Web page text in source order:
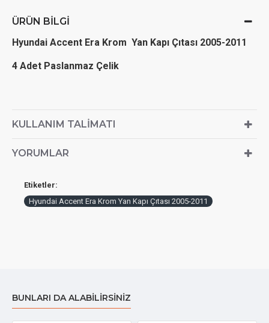
ÜRÜN BILGI
Hyundai Accent Era Krom Yan Kapı Çıtası 2005-2011
4 Adet Paslanmaz Çelik
KULLANIM TALIMATI
YORUMLAR
Etiketler:
Hyundai Accent Era Krom Yan Kapı Çıtası 2005-2011
BUNLARI DA ALABILIRSINIZ